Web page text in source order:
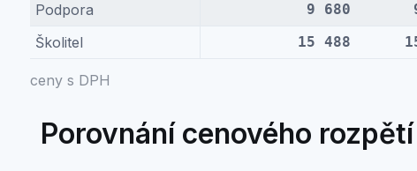
ceny s DPH
Podpora 9 680
Školitel 15 488
Porovnání cenového